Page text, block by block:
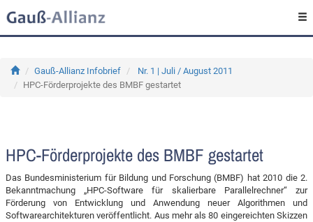
Gauß-Allianz Infobrief
Nr. 1 | Juli / August 2011
HPC-Förderprojekte des BMBF gestartet
HPC-Förderprojekte des BMBF gestartet
Das Bundesministerium für Bildung und Forschung (BMBF) hat 2010 die 2.
Bekanntmachung „HPC-Software für skalierbare Parallelrechner“ zur
Förderung von Entwicklung und Anwendung neuer Algorithmen und
Softwarearchitekturen veröffentlicht. Aus mehr als 80 eingereichten Skizzen